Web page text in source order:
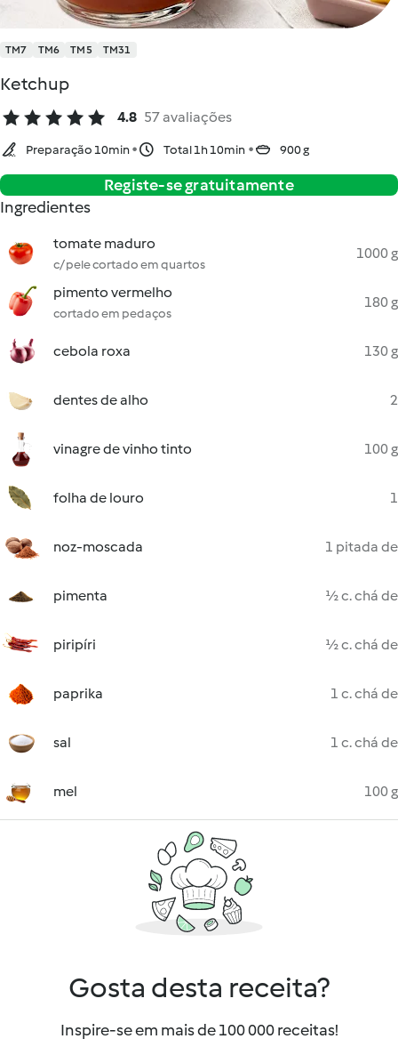
TM7 TM6 TM5 TM31
Ketchup
4.8 57 avaliações
Preparação 10min Total 1h 10min 900 g
Registe-se gratuitamente
Ingredientes
tomate maduro
c/ pele cortado em quartos
1000 g
pimento vermelho
cortado em pedaços
180 g
cebola roxa 130 g
dentes de alho 2
vinagre de vinho tinto 100 g
folha de louro 1
noz-moscada 1 pitada de
pimenta ½ c. chá de
piripíri ½ c. chá de
paprika 1 c. chá de
sal 1 c. chá de
mel 100 g
Gosta desta receita?
Inspire-se em mais de 100 000 receitas!